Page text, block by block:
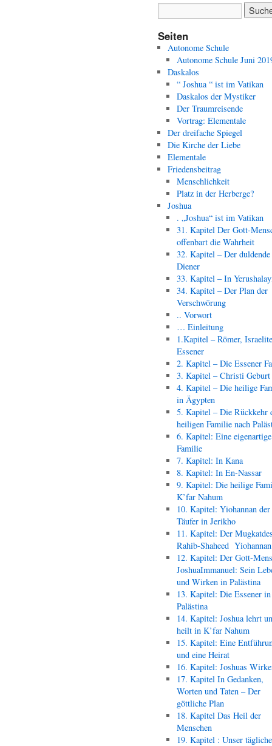
Seiten
Autonome Schule
Autonome Schule Juni
Daskalos
“ Joshua “ ist im Vatikan
Daskalos der Mystiker
Der Traumreisende
Vortrag: Elementale
Der dreifache Spiegel
Die Kirche der Liebe
Elementale
Friedensbeitrag
Menschlichkeit
Platz in der Herberge?
Joshua
. „Joshua“ ist im Vatikan
31. Kapitel Der Gott-
offenbart die Wahrheit
32. Kapitel – Der duldende
Diener
33. Kapitel – In
34. Kapitel – Der Plan der
Verschwörung
.. Vorwort
… Einleitung
1.Kapitel – Römer,
Essener
2. Kapitel – Die Essener
3. Kapitel – Christi Geburt
4. Kapitel – Die heilige
in Ägypten
5. Kapitel – Die Rückkehr
heiligen Familie nach
6. Kapitel: Eine eigenartige
Familie
7. Kapitel: In Kana
8. Kapitel: In En-Nassar
9. Kapitel: Die heilige
K’far Nahum
10. Kapitel: Yiohannan der
Täufer in Jerikho
11. Kapitel: Der
Rahib-Shaheed
12. Kapitel: Der Gott-
JoshuaImmanuel: Sein
und Wirken in Palästina
13. Kapitel: Die Essener in
Palästina
14. Kapitel: Joshua lehrt
heilt in K’far Nahum
15. Kapitel: Eine
und eine Heirat
16. Kapitel: Joshuas
17. Kapitel In Gedanken,
Worten und Taten – Der
göttliche Plan
18. Kapitel Das Heil der
Menschen
19. Kapitel : Unser